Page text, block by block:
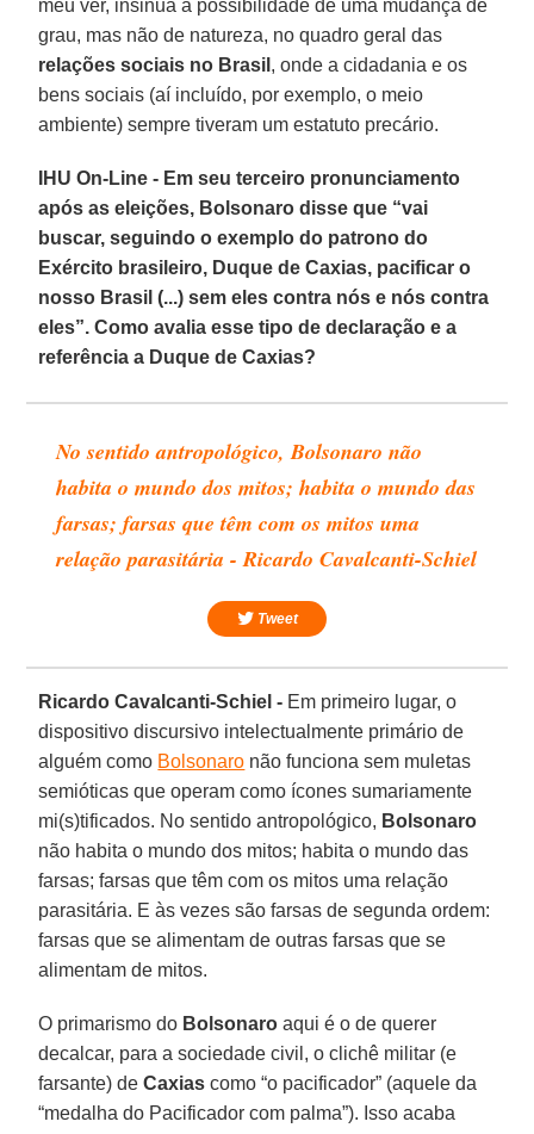
meu ver, insinua a possibilidade de uma mudança de
grau, mas não de natureza, no quadro geral das
relações sociais no Brasil , onde a cidadania e os
bens sociais (aí incluído, por exemplo, o meio
ambiente) sempre tiveram um estatuto precário.
IHU On-Line - Em seu terceiro pronunciamento
após as eleições, Bolsonaro disse que “vai
buscar, seguindo o exemplo do patrono do
Exército brasileiro, Duque de Caxias, pacificar o
nosso Brasil (...) sem eles contra nós e nós contra
eles”. Como avalia esse tipo de declaração e a
referência a Duque de Caxias?
No sentido antropológico, Bolsonaro não
habita o mundo dos mitos; habita o mundo das
farsas; farsas que têm com os mitos uma
relação parasitária - Ricardo Cavalcanti-Schiel
Tweet
Ricardo Cavalcanti-Schiel - Em primeiro lugar, o
dispositivo discursivo intelectualmente primário de
alguém como Bolsonaro não funciona sem muletas
semióticas que operam como ícones sumariamente
mi(s)tificados. No sentido antropológico, Bolsonaro
não habita o mundo dos mitos; habita o mundo das
farsas; farsas que têm com os mitos uma relação
parasitária. E às vezes são farsas de segunda ordem:
farsas que se alimentam de outras farsas que se
alimentam de mitos.
O primarismo do Bolsonaro aqui é o de querer
decalcar, para a sociedade civil, o clichê militar (e
farsante) deCaxias como “o pacificador” (aquele da
“medalha do Pacificador com palma”). Isso acaba